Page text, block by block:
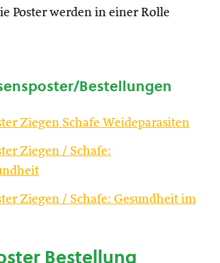
Poster werden in einer Rolle
Bestellungen
Ziegen Schafe Weideparasiten
Ziegen / Schafe:
Ziegen / Schafe: Gesundheit im
Bestellung